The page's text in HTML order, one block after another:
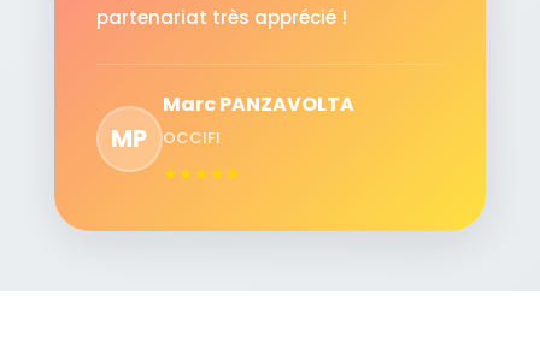
partenariat très apprécié !
MP
Marc PANZAVOLTA
OCCIFI
★ ★ ★ ★ ★